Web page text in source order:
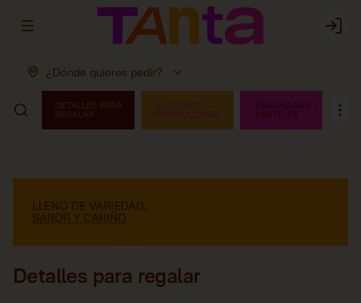
Abrir menu de navegación Login
¿Dónde quieres pedir?
Detalles para regalar